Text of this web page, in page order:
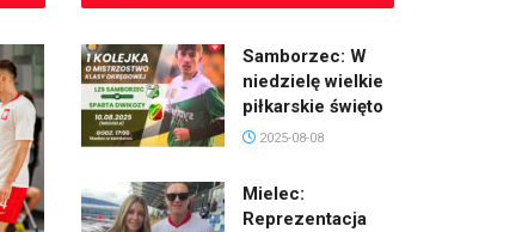
Samborzec: W
niedzielę wielkie
piłkarskie święto
2025-08-08
Mielec:
Reprezentacja